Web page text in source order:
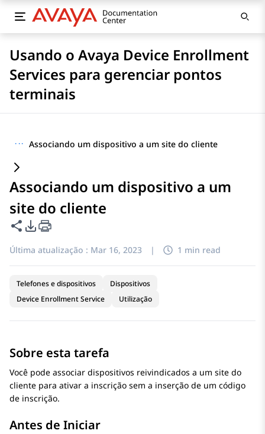
Usando o Avaya Device Enrollment
Services para gerenciar pontos
terminais
··· Associando um dispositivo a um site do cliente
Associando um dispositivo a um
site do cliente
Compartilhar esta página
Opções de exportação de PDF
Última atualização : Mar 16, 2023 | 1 min read
Telefones e dispositivos
Dispositivos
Device Enrollment Service
Utilização
Sobre esta tarefa
Você pode associar dispositivos reivindicados a um site do
cliente para ativar a inscrição sem a inserção de um código
de inscrição.
Antes de Iniciar